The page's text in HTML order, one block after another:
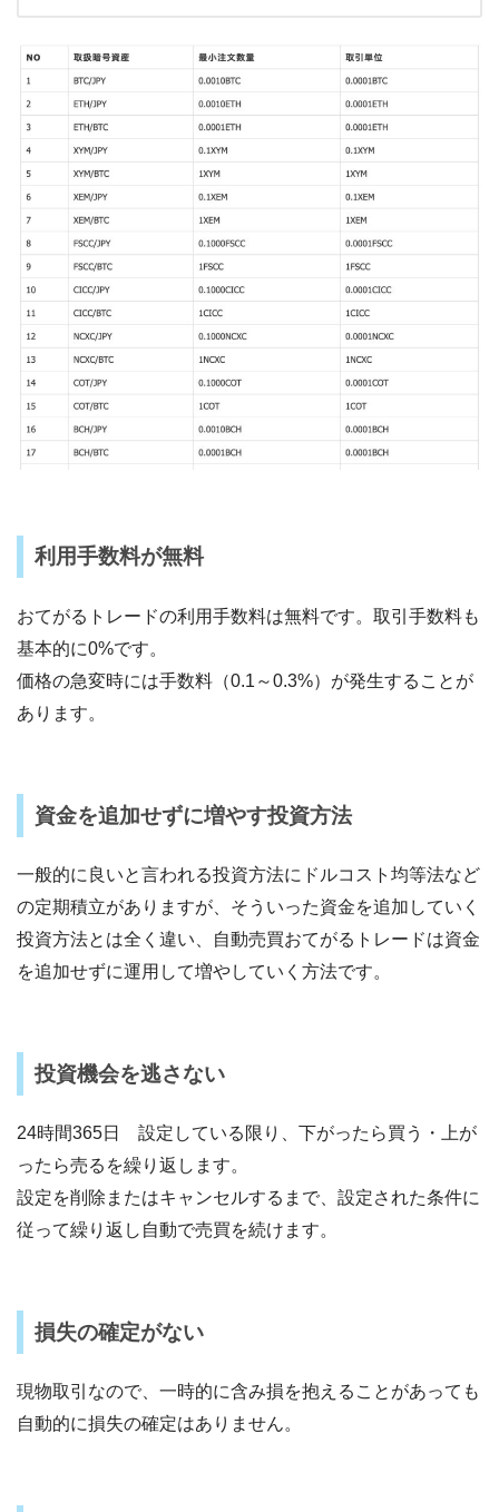
利用手数料が無料
おてがるトレードの利用手数料は無料です。取引手数料も
基本的に0%です。
価格の急変時には手数料（0.1～0.3%）が発生することが
あります。
資金を追加せずに増やす投資方法
一般的に良いと言われる投資方法にドルコスト均等法など
の定期積立がありますが、そういった資金を追加していく
投資方法とは全く違い、自動売買おてがるトレードは資金
を追加せずに運用して増やしていく方法です。
投資機会を逃さない
24時間365日 設定している限り、下がったら買う・上が
ったら売るを繰り返します。
設定を削除またはキャンセルするまで、設定された条件に
従って繰り返し自動で売買を続けます。
損失の確定がない
現物取引なので、一時的に含み損を抱えることがあっても
自動的に損失の確定はありません。